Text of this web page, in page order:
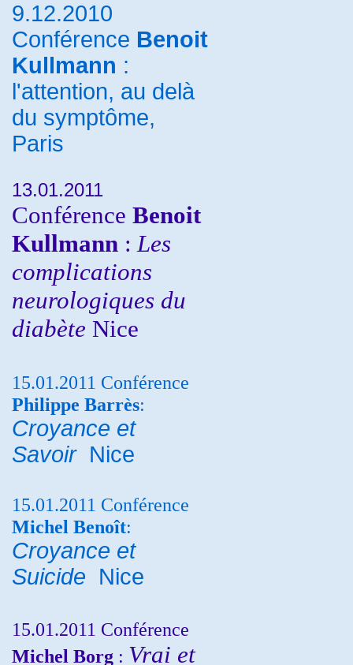
9.12.2010
Conférence Benoit
Kullmann :
l'attention, au delà
du symptôme,
Paris
13.01.2011
Conférence Benoit
Kullmann : Les
complications
neurologiques du
diabète Nice
15.01.2011 Conférence
Philippe Barrès:
Croyance et
Savoir Nice
15.01.2011 Conférence
Michel Benoît:
Croyance et
Suicide Nice
15.01.2011 Conférence
Michel Borg : Vrai et